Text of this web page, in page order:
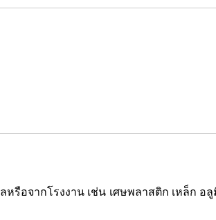
หรือจากโรงงาน เช่น เศษพลาสติก เหล็ก อ